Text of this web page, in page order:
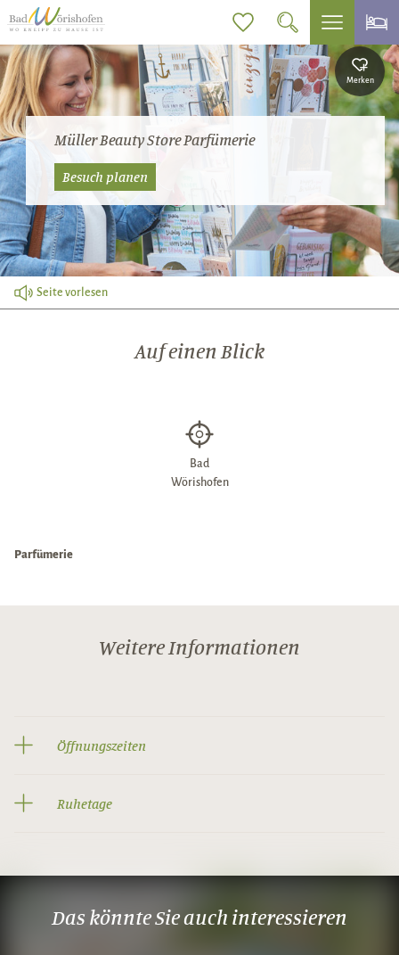
Müller Beauty Store Parfümerie
Besuch planen
Seite vorlesen
Auf einen Blick
Bad
Wörishofen
Parfümerie
Weitere Informationen
Öffnungszeiten
Ruhetage
Das könnte Sie auch interessieren
Merken